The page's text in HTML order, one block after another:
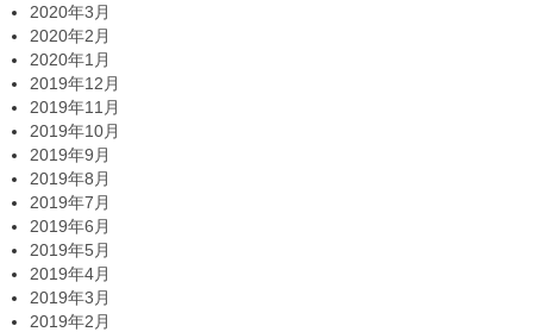
2020年3月
2020年2月
2020年1月
2019年12月
2019年11月
2019年10月
2019年9月
2019年8月
2019年7月
2019年6月
2019年5月
2019年4月
2019年3月
2019年2月